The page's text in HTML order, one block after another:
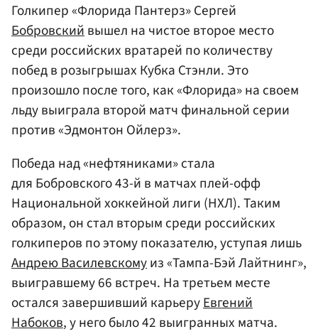
Голкипер «Флорида Пантерз» Сергей
Бобровскийвышел на чистое второе место
среди российских вратарей по количеству
побед в розыгрышах Кубка Стэнли. Это
произошло после того, как «Флорида» на своем
льду выиграла второй матч финальной серии
против «Эдмонтон Ойлерз».
Победа над «нефтяниками» стала
для Бобровского 43-й в матчах плей-офф
Национальной хоккейной лиги (НХЛ). Таким
образом, он стал вторым среди российских
голкиперов по этому показателю, уступая лишь
Андрею Василевскомуиз «Тампа-Бэй Лайтнинг»,
выигравшему 66 встреч. На третьем месте
остался завершивший карьеруЕвгений
Набоков, у него было 42 выигранных матча.